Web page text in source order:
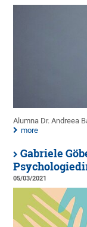
Alumna Dr. Andreea
more
Gabriele
05/03/2021